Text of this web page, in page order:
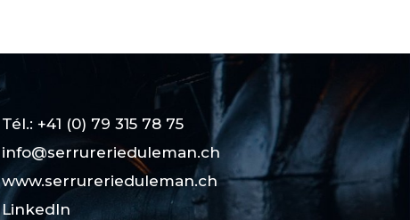
Tél.: +41 (0) 79 315 78 75
info@serrurerieduleman.ch
www.serrurerieduleman.ch
LinkedIn